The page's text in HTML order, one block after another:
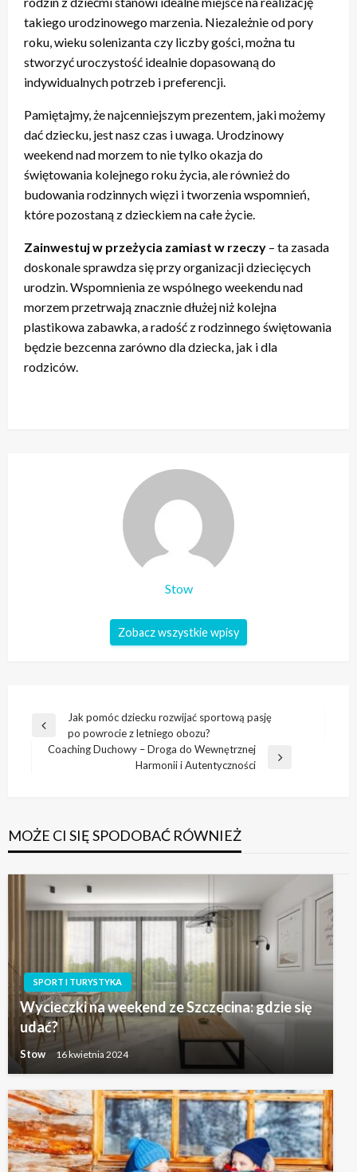
takiego urodzinowego marzenia. Niezależnie od pory
roku, wieku solenizanta czy liczby gości, można tu
stworzyć uroczystość idealnie dopasowaną do
indywidualnych potrzeb i preferencji.
Pamiętajmy, że najcenniejszym prezentem, jaki możemy
dać dziecku, jest nasz czas i uwaga. Urodzinowy
weekend nad morzem to nie tylko okazja do
świętowania kolejnego roku życia, ale również do
budowania rodzinnych więzi i tworzenia wspomnień,
które pozostaną z dzieckiem na całe życie.
Zainwestuj w przeżycia zamiast w rzeczy – ta zasada
doskonale sprawdza się przy organizacji dziecięcych
urodzin. Wspomnienia ze wspólnego weekendu nad
morzem przetrwają znacznie dłużej niż kolejna
plastikowa zabawka, a radość z rodzinnego świętowania
będzie bezcenna zarówno dla dziecka, jak i dla
rodziców.
Stow
Zobacz wszystkie wpisy
Nawigacja
wpisu
Poprzedni
wpis
Jak pomóc dziecku rozwijać sportową pasję
po powrocie z letniego obozu?
Coaching Duchowy – Droga do Wewnętrznej
Harmonii i Autentyczności
MOŻE CI SIĘ SPODOBAĆ RÓWNIEŻ
SPORT I TURYSTYKA
Wycieczki na weekend ze Szczecina: gdzie się
udać?
Stow 16 kwietnia 2024